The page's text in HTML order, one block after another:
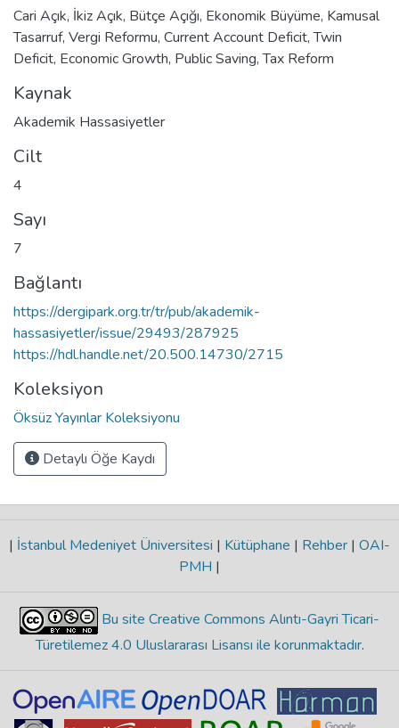
Cari Açık, İkiz Açık, Bütçe Açığı, Ekonomik Büyüme, Kamusal
Tasarruf, Vergi Reformu, Current Account Deficit,Twin
Deficit, Economic Growth, Public Saving,Tax Reform
Kaynak
Akademik Hassasiyetler
Cilt
4
Sayı
7
Bağlantı
https://dergipark.org.tr/tr/pub/akademik-
hassasiyetler/issue/29493/287925
https://hdl.handle.net/20.500.14730/2715
Koleksiyon
Öksüz Yayınlar Koleksiyonu
Detaylı Öğe Kaydı
| İstanbul Medeniyet Üniversitesi | Kütüphane | Rehber | OAI-
PMH |
Bu site Creative Commons Alıntı-Gayri Ticari-
Türetilemez 4.0 Uluslararası Lisansı ile korunmaktadır.